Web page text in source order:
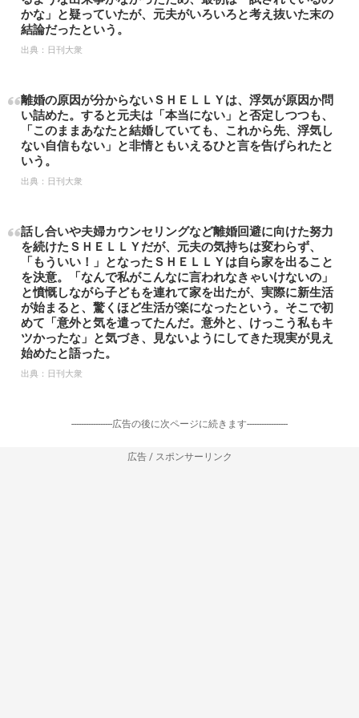
かな」と疑っていたが、元夫がいろいろと考え抜いた末の
結論だったという。
出典： 日刊大衆
離婚の原因が分からないＳＨＥＬＬＹは、浮気が原因か問
い詰めた。すると元夫は「本当にない」と否定しつつも、
「このままあなたと結婚していても、これから先、浮気し
ない自信もない」と非情ともいえるひと言を告げられたと
いう。
出典： 日刊大衆
話し合いや夫婦カウンセリングなど離婚回避に向けた努力
を続けたＳＨＥＬＬＹだが、元夫の気持ちは変わらず、
「もういい！」となったＳＨＥＬＬＹは自ら家を出ること
を決意。「なんで私がこんなに言われなきゃいけないの」
と憤慨しながら子どもを連れて家を出たが、実際に新生活
が始まると、驚くほど生活が楽になったという。そこで初
めて「意外と気を遣ってたんだ。意外と、けっこう私もキ
ツかったな」と気づき、見ないようにしてきた現実が見え
始めたと語った。
出典： 日刊大衆
-----------------広告の後に次ページに続きます-----------------
広告 / スポンサーリンク